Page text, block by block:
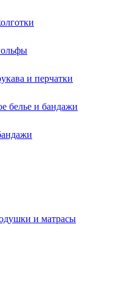
и перчатки
белье и бандажи
и матрасы